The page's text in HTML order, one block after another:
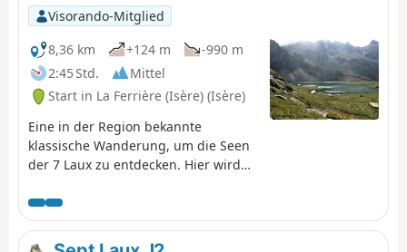
Visorando-Mitglied
8,36 km
+124 m
-990 m
2:45 Std.
Mittel
Start in La Ferrière (Isère) (Isère)
Eine in der Region bekannte
klassische Wanderung, um die Seen
der 7 Laux zu entdecken. Hier wird
genutzt, um diese Überquerung zu
beenden, da es nicht möglich ist,
problemlos zur Refuge de l’Oule